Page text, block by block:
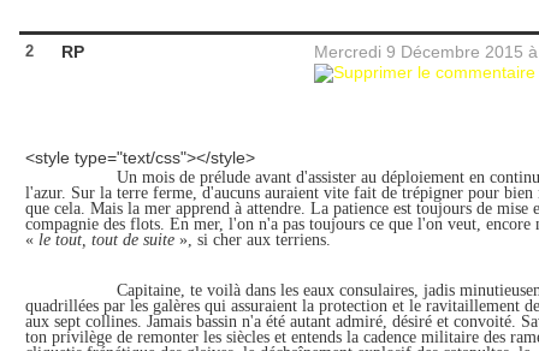
2 RP Mercredi 9 Décembre
<style type="text/css"></style>
Un mois de prélude avant d'assister au déploiement en
l'azur. Sur la terre ferme, d'aucuns auraient vite fait de trépigner pour bien
que cela. Mais la mer apprend à attendre. La patience est toujours de mise
compagnie des flots. En mer, l'on n'a pas toujours ce que l'on veut, encore
« le tout, tout de suite », si cher aux terriens.
Capitaine, te voilà dans les eaux consulaires, jadis
quadrillées par les galères qui assuraient la protection et le ravitaillement
aux sept collines. Jamais bassin n'a été autant admiré, désiré et convoité.
ton privilège de remonter les siècles et entends la cadence militaire des